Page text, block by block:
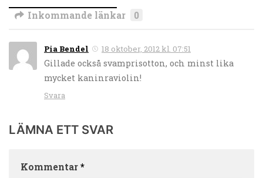
Inkommande länkar
0
Pia Bendel 18 oktober, 2012 kl. 07:51
Gillade också svamprisotton, och minst lika
mycket kaninraviolin!
Svara
LÄMNA ETT SVAR
Kommentar*